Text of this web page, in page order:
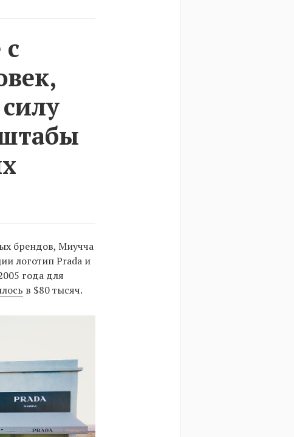
брендов, Миучча
логотип Prada и
года для
в $80 тысяч.